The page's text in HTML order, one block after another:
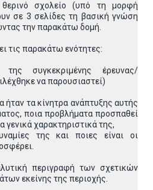
σχολείο (υπό τη μορφή
σε 3 σελίδες τη βασική γνώση
την παρακάτω δομή.
τις παρακάτω ενότητες:
της συγκεκριμένης έρευνας/
να παρουσιαστεί)
ήταν τα κίνητρα ανάπτυξης αυτής
ποια προβλήματα προσπαθεί
γενικά χαρακτηριστικά της,
της και ποιες είναι οι
περιγραφή των σχετικών
εκείνης της περιοχής.